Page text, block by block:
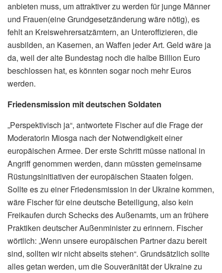
anbieten muss, um attraktiver zu werden für junge Männer
und Frauen(eine Grundgesetzänderung wäre nötig), es
fehlt an Kreiswehrersatzämtern, an Unteroffizieren, die
ausbilden, an Kasernen, an Waffen jeder Art. Geld wäre ja
da, weil der alte Bundestag noch die halbe Billion Euro
beschlossen hat, es könnten sogar noch mehr Euros
werden.
Friedensmission mit deutschen Soldaten
„Perspektivisch ja“, antwortete Fischer auf die Frage der
Moderatorin Miosga nach der Notwendigkeit einer
europäischen Armee. Der erste Schritt müsse national in
Angriff genommen werden, dann müssten gemeinsame
Rüstungsinitiativen der europäischen Staaten folgen.
Sollte es zu einer Friedensmission in der Ukraine kommen,
wäre Fischer für eine deutsche Beteiligung, also kein
Freikaufen durch Schecks des Außenamts, um an frühere
Praktiken deutscher Außenminister zu erinnern. Fischer
wörtlich: „Wenn unsere europäischen Partner dazu bereit
sind, sollten wir nicht abseits stehen“. Grundsätzlich sollte
alles getan werden, um die Souveränität der Ukraine zu